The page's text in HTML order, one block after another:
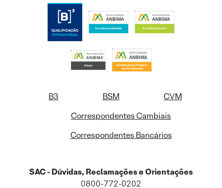
B3 BSM
CVM
Correspondentes Cambiais
Correspondentes Bancários
SAC - Dúvidas, Reclamações e Orientações
0800-772-0202